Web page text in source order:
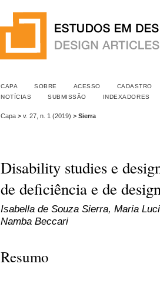
CAPA SOBRE ACESSO
CADASTRO
NOTÍCIAS
SUBMISSÃO INDEXADORES
Capa > v. 27, n. 1 (2019) > Sierra
Disability studies e
de deficiência e de
Isabella de Souza Sierra, Maria
Namba Beccari
Resumo